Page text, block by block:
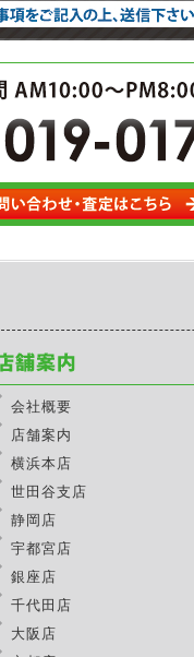
会社概要
店舗案内
横浜本店
世田谷支店
静岡店
宇都宮店
銀座店
千代田店
大阪店